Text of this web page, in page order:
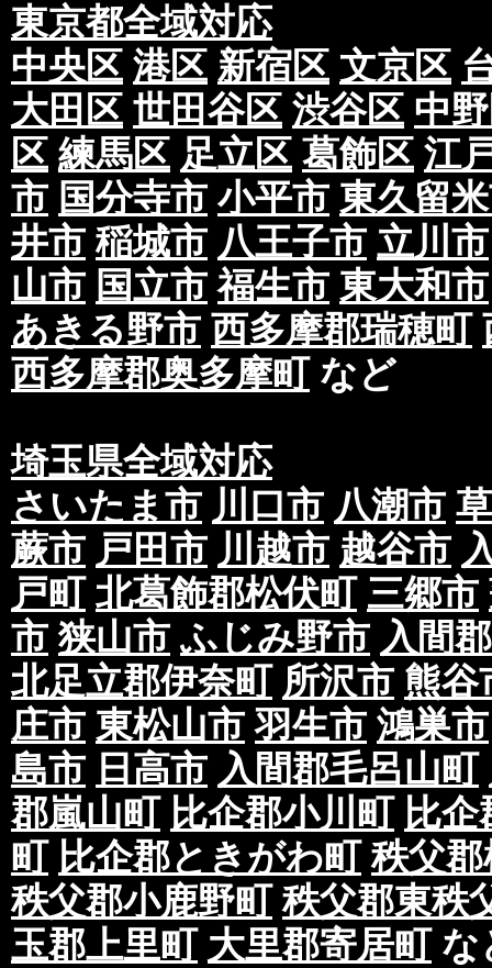
東京都全域対応
中央区 港区 新宿区 文京区
大田区 世田谷区 渋谷区 中
区 練馬区 足立区 葛飾区 江
市 国分寺市 小平市 東久留
井市 稲城市 八王子市 立川市
山市 国立市 福生市 東大和市
あきる野市 西多摩郡瑞穂町
西多摩郡奥多摩町など
埼玉県全域対応
さいたま市 川口市 八潮市
蕨市 戸田市 川越市 越谷市
戸町 北葛飾郡松伏町 三郷市
市 狭山市 ふじみ野市 入間
北足立郡伊奈町 所沢市 熊谷
庄市 東松山市 羽生市 鴻巣市
島市 日高市 入間郡毛呂山町
郡嵐山町 比企郡小川町 比
町 比企郡ときがわ町 秩父
秩父郡小鹿野町 秩父郡東秩
玉郡上里町 大里郡寄居町な